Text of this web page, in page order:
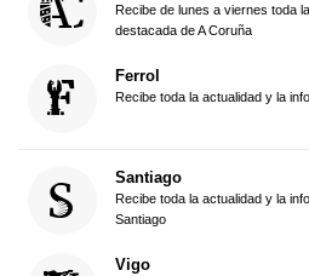
Recibe de lunes a viernes toda
destacada de A Coruña
Ferrol
Recibe toda la actualidad y la
Santiago
Recibe toda la actualidad y la
Santiago
Vigo